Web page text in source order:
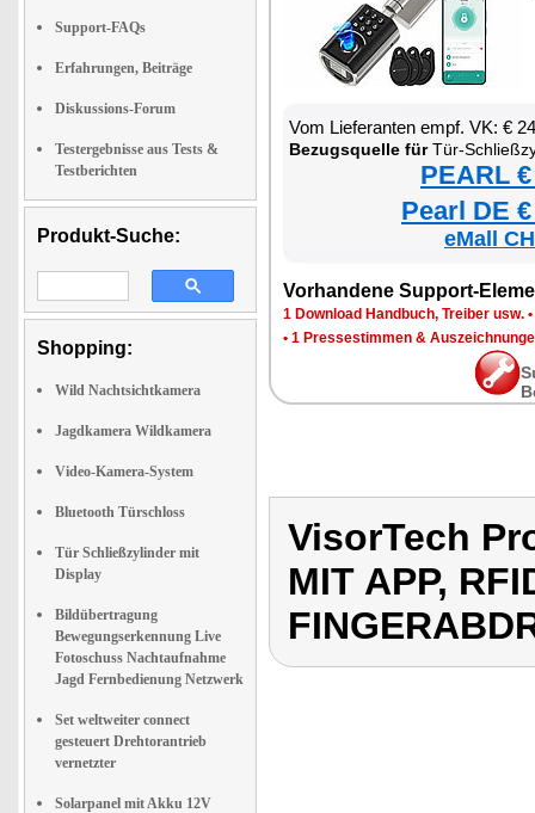
Support-FAQs
Erfahrungen, Beiträge
Diskussions-Forum
Testergebnisse aus Tests &
Testberichten
Produkt-Suche:
Shopping:
Wild Nachtsichtkamera
Jagdkamera Wildkamera
Video-Kamera-System
Bluetooth Türschloss
Tür Schließzylinder mit
Display
Bildübertragung
Bewegungserkennung Live
Fotoschuss Nachtaufnahme
Jagd Fernbedienung Netzwerk
Set weltweiter connect
gesteuert Drehtorantrieb
vernetzter
Solarpanel mit Akku 12V
Vom Lieferanten empf. VK: €
Bezugsquelle fürTür-Schließzylinder mit App, RFID-
PEARL
Pearl DE
eMall
Vorhandene Support-
1 Download Handbuch, Treiber usw. •
• 1 Pressestimmen &
VisorTech
MIT APP,